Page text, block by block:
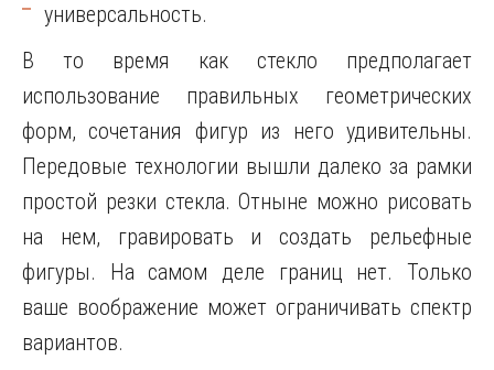
универсальность.
В то время как стекло предполагает
использование правильных геометрических
форм, сочетания фигур из него удивительны.
Передовые технологии вышли далеко за рамки
простой резки стекла. Отныне можно рисовать
на нем, гравировать и создать рельефные
фигуры. На самом деле границ нет. Только
ваше воображение может ограничивать спектр
вариантов.